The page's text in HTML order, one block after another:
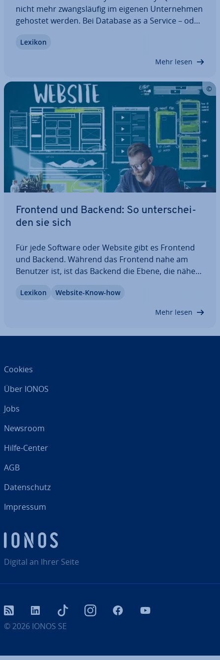
nicht mehr zwangs­läu­fig im eigenen Un­ter­neh­men
gehostet werden. Bei Database as a Service – oder
ban­ken in die Cloud aus­ge­la­gert, was Kosten und
Lexikon
Mehr lesen
Frontend und Backend: So un­ter­schei­
den sie sich
Für jede Software oder Website gibt es Frontend
und Backend. Während das Frontend nahe am
Benutzer ist, ist das Backend die Ebene, die näher
tio­nen Frontend und Backend im Detail erfüllen
Lexikon Website-Know-how
Mehr lesen
Digital an Ihrer Seite
Cookies
Über IONOS
Jobs
Newsroom
Hilfe-Center
AGB
Da­ten­schutz
Impressum
© 2026 IONOS SE
RSS LinkedIn tiktok InstagramFacebook